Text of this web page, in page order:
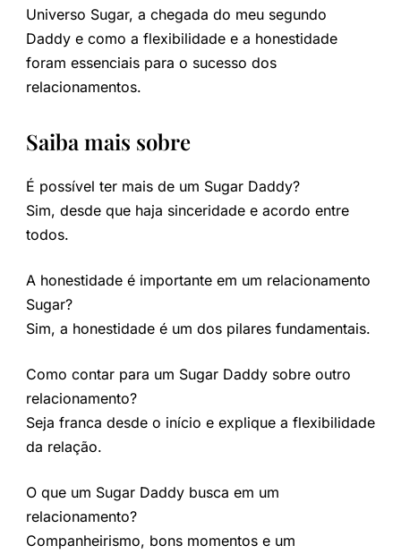
Universo Sugar, a chegada do meu segundo
Daddy e como a flexibilidade e a honestidade
foram essenciais para o sucesso dos
relacionamentos.
Saiba mais sobre
É possível ter mais de um Sugar Daddy?
Sim, desde que haja sinceridade e acordo entre
todos.
A honestidade é importante em um relacionamento
Sugar?
Sim, a honestidade é um dos pilares fundamentais.
Como contar para um Sugar Daddy sobre outro
relacionamento?
Seja franca desde o início e explique a flexibilidade
da relação.
O que um Sugar Daddy busca em um
relacionamento?
Companheirismo, bons momentos e um